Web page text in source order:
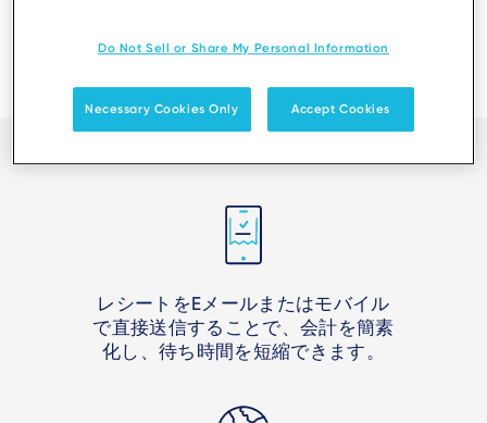
レシートをEメールまたはモバイル
で直接送信することで、会計を簡素
化し、待ち時間を短縮できます。
Do Not Sell or Share My Personal Information
Necessary Cookies Only Accept Cookies